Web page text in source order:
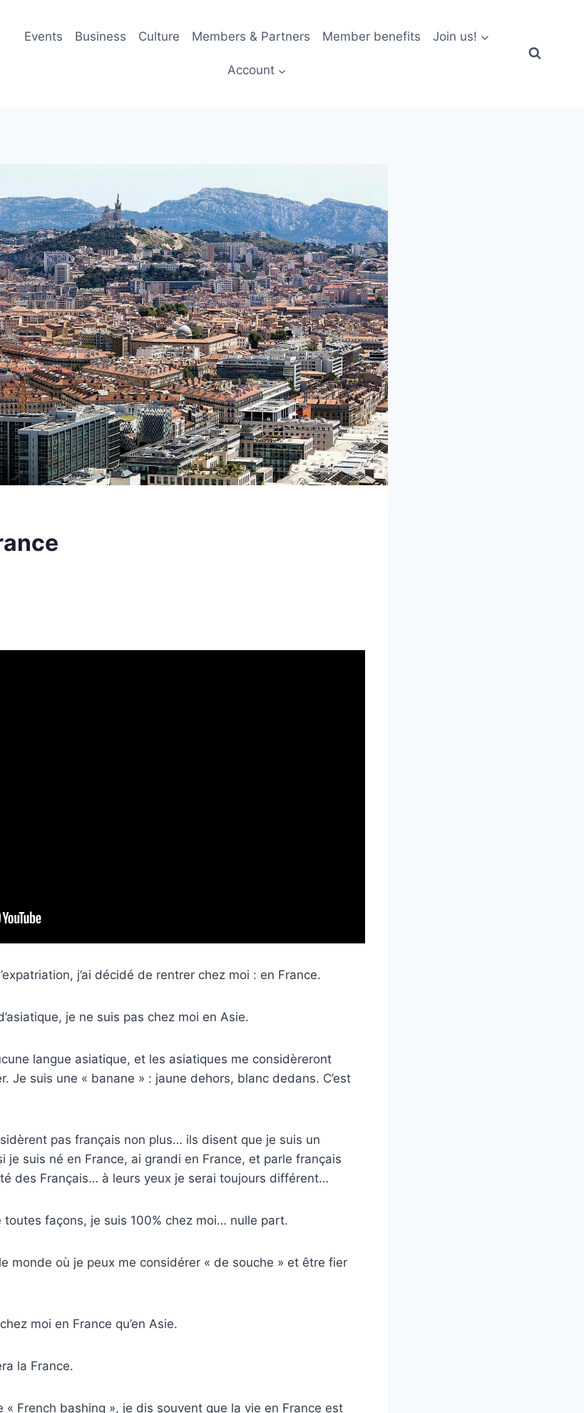
Events Business Culture Members & Partners Member benefits Join us!
Account
j’ai décidé de rentrer chez moi : en France.
je ne suis pas chez moi en Asie.
langue asiatique, et les asiatiques me considèreront
Je suis une « banane » : jaune dehors, blanc dedans. C’est
pas français non plus… ils disent que je suis un
je suis né en France, ai grandi en France, et parle français
des Français… à leurs yeux je serai toujours différent…
toutes façons, je suis 100% chez moi… nulle part.
monde où je peux me considérer « de souche » et être fier
moi en France qu’en Asie.
la France.
« French bashing », je dis souvent que la vie en France est